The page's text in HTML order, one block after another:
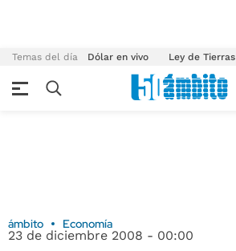
Temas del día Dólar en vivo Ley de Tierras
ámbito Economía
23 de diciembre 2008 - 00:00